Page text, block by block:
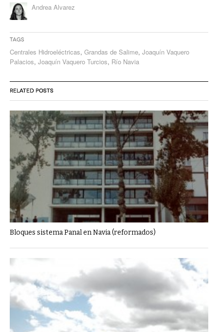
Andrea Alvarez
Tags
Centrales Hidroeléctricas, Grandas de Salime, Joaquín Vaquero
Palacios, Joaquín Vaquero Turcios, Río Navia
RELATED POSTS
Bloques sistema Panal en Navia (reformados)